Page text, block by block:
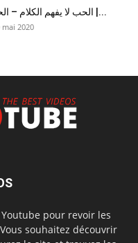
En vidéo – الحب لا يفهم الكلام – الحلقة 35 |...
mai 2020
pour revoir les
souhaitez découvrir